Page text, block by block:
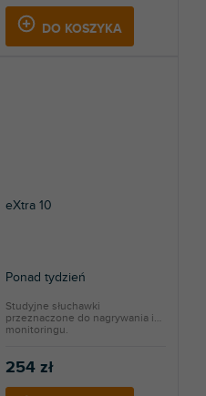
DO KOSZYKA
eXtra 10
Ponad tydzień
254 zł
Studyjne słuchawki
przeznaczone do nagrywania i
monitoringu.